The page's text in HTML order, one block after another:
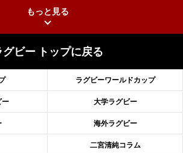
の道のりデイブ・レニーHCの功績と財産
治氏死去「信は力なり」骨太の教育方針
もっと見る
グビー トップに戻る
ラグビーワールドカップ
ー 大学ラグビー
海外ラグビー
二宮清純コラム